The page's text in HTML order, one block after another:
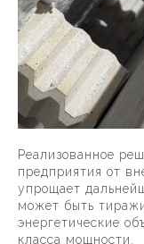
Реализованное
предприятия от
упрощает
может быть
энергетические
класса мощности.